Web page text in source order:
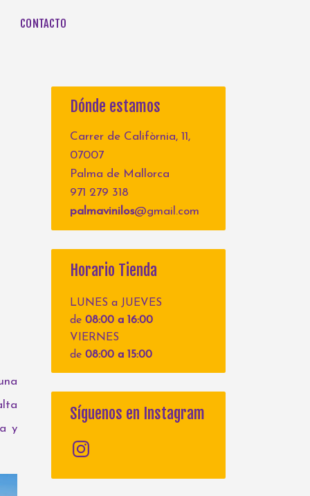
CONTACTO
y
Dónde estamos
Carrer de Califòrnia, 11,
07007
Palma de Mallorca
971 279 318
palmavinilos@gmail.com
Horario Tienda
LUNES a JUEVES
de 08:00 a 16:00
VIERNES
de 08:00 a 15:00
Síguenos en Instagram